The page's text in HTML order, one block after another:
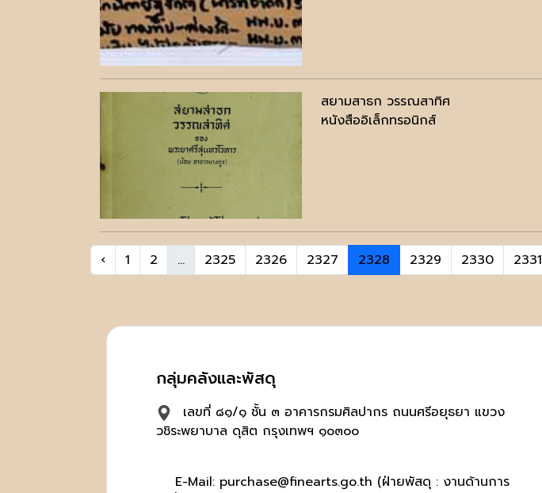
สยามสาธก วรรณสาทิศ
หนังสืออิเล็กทรอนิกส์
‹ 1 2 ... 2325 2326 2327 2328 2329 2330 2331
กลุ่มคลังและพัสดุ
เลขที่ ๘๑/๑ ชั้น ๓ อาคารกรมศิลปากร ถนนศรีอยุธยา แขวง
วชิระพยาบาล ดุสิต กรุงเทพฯ ๑๐๓๐๐
E-Mail: purchase@finearts.go.th (ฝ่ายพัสดุ : งานด้านการ